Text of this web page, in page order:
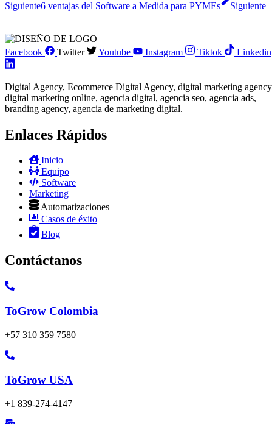
Siguiente6 ventajas del Software a Medida para PYMEs Siguiente
Facebook Twitter Youtube Instagram Tiktok Linkedin
Digital Agency, Ecommerce Digital Agency, digital marketing
digital marketing online, agencia digital, agencia seo, agencia ads,
branding agency, agencia de marketing digital.​
Enlaces Rápidos
Inicio
Equipo
Software
Marketing
Automatizaciones
Casos de éxito
Blog
Contáctanos
ToGrow Colombia
+57 310 359 7580
ToGrow USA
+1 839-274-4147